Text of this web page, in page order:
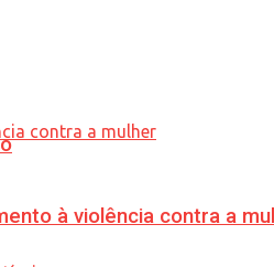
à violência contra a